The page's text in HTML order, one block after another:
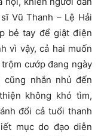
Vũ Thanh – Lệ Hải
bẻ tay để giật điện
vì vậy, cả hai muốn
cướp đang ngày
cũng nhắn nhủ đến
không khó tìm,
đổi cả tuổi thanh
mục do đạo diễn